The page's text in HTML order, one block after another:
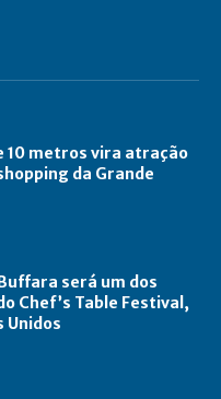
10 metros vira atração
da Grande
será um dos
Chef’s Table Festival,
Unidos